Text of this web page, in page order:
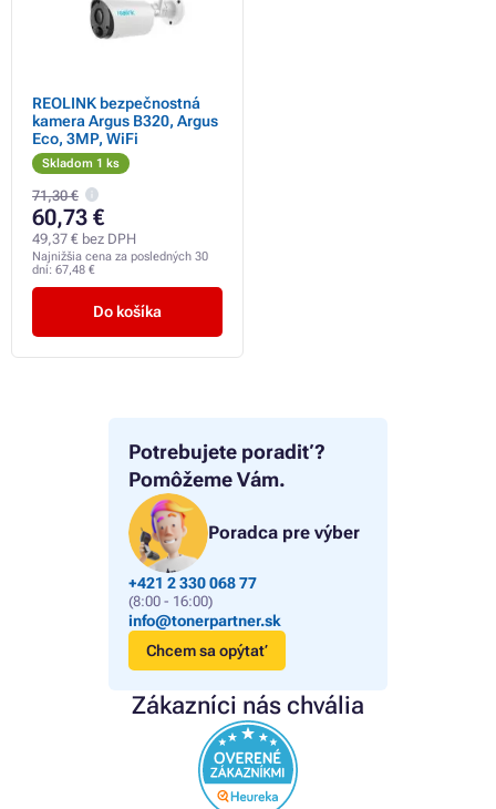
Potrebujete poradiť?
Pomôžeme Vám.
Poradca pre výber
+421 2 330 068 77
(8:00 - 16:00)
info@tonerpartner.sk
Chcem sa opýtať
Zákazníci nás chvália
REOLINK bezpečnostná
kamera Argus B320, Argus
Eco, 3MP, WiFi
Skladom 1 ks
71,30 €
60,73 €
49,37 € bez DPH
Najnižšia cena za posledných 30
dní: 67,48 €
Do košíka